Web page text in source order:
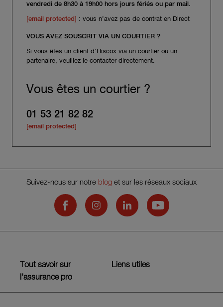
Tout savoir sur
l'assurance pro
Liens utiles
vendredi de 8h30 à 19h00 hors jours fériés ou par mail.
[email protected] : vous n’avez pas de contrat en Direct
VOUS AVEZ SOUSCRIT VIA UN COURTIER ?
Si vous êtes un client d'Hiscox via un courtier ou un
partenaire, veuillez le contacter directement.
Vous êtes un courtier ?
01 53 21 82 82
[email protected]
Suivez-nous sur notre blog et sur les réseaux sociaux
Hiscox on Facebook
Hiscox on Instagram
Hiscox on LinkedInHiscox on YouTube